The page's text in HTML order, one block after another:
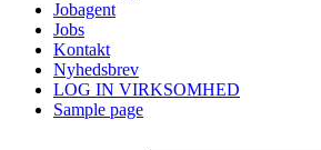
Jobagent
Jobs
Kontakt
Nyhedsbrev
LOG IN VIRKSOMHED
Sample page